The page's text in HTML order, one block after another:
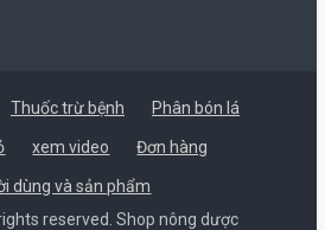
Thuốc trừ bệnh Phân bón lá
xem video Đơn hàng
dùng và sản phẩm
reserved. Shop nông dược